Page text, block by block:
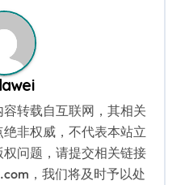
容转载自互联网，其相关
非权威，不代表本站立
问题，请提交相关链接
，我们将及时予以处